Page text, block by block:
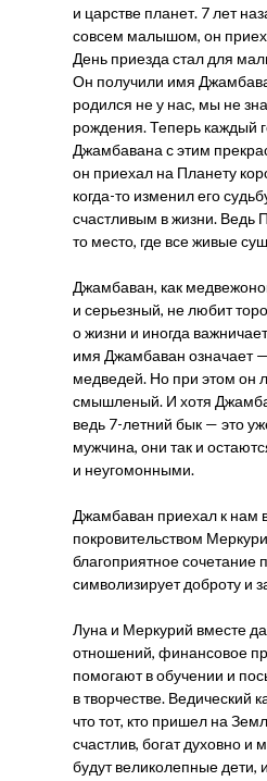
и царстве планет. 7 лет
совсем малышом, он
День приезда стал для
Он получили имя
родился не у нас, мы не
рождения. Теперь каждый
Джамбавана с этим
он приехал на Планету
когда-то изменил его
счастливым в жизни. Ведь
то место, где все живые
Джамбаван, как
и серьезный, не любит
о жизни и иногда
имя Джамбаван означает
медведей. Но при этом он
смышленый. И хотя
ведь 7-летний бык — это
мужчина, они так и
и неугомонными.
Джамбаван приехал к нам
покровительством
благоприятное сочетание
символизирует доброту и
Луна и Меркурий вместе
отношений, финансовое
помогают в обучении и
в творчестве. Ведический
что тот, кто пришел на
счастлив, богат духовно и
будут великолепные дети,